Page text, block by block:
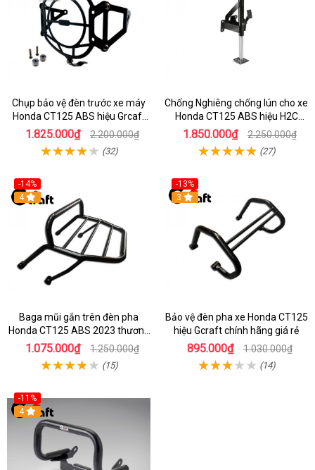
Chụp bảo vệ đèn trước xe máy
Honda CT125 ABS hiệu Grcaft
chính hãng
1.825.000₫ 2.200.000₫
(32)
Chống Nghiêng chống lún cho xe
Honda CT125 ABS hiệu H2C
chính hãng
1.850.000₫ 2.250.000₫
(27)
-14%
4
Baga mũi gắn trên đèn pha
Honda CT125 ABS 2023 thương
hiệu Gcraft
1.075.000₫ 1.250.000₫
(15)
-13%
3
Bảo vệ đèn pha xe Honda CT125
hiệu Gcraft chính hãng giá rẻ
895.000₫ 1.030.000₫
(14)
-11%
4